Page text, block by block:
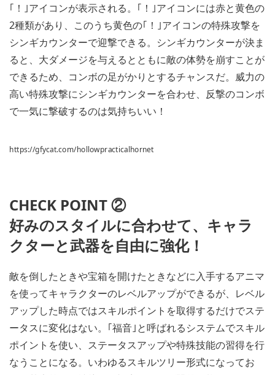
｢！｣アイコンが表示される。｢！｣アイコンには赤と黄色の
2種類があり、このうち黄色の｢！｣アイコンの特殊攻撃を
シンギカウンターで迎撃できる。シンギカウンターが決ま
ると、大ダメージを与えるとともに敵の体勢を崩すことが
できるため、コンボの足がかりとするチャンスだ。威力の
高い特殊攻撃にシンギカウンターを合わせ、反撃のコンボ
で一気に撃破するのは気持ちいい！
https://gfycat.com/hollowpracticalhornet
CHECK POINT ②
好みのスタイルに合わせて、キャラ
クターと武器を自由に強化！
敵を倒したときや宝箱を開けたときなどに入手するアニマ
を使ってキャラクターのレベルアップができるが、レベル
アップした時点ではスキルポイントを取得するだけでステ
ータスに変化はない。｢福音｣と呼ばれるシステムでスキル
ポイントを使い、ステータスアップや特殊技能の習得を行
なうことになる。いわゆるスキルツリー形式になってお